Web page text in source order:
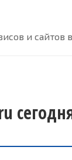
и сайтов